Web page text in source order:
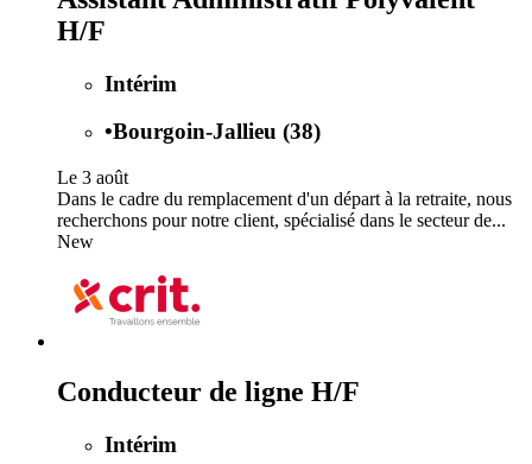
H/F
Intérim
•Bourgoin-Jallieu (38)
Le 3 août
Dans le cadre du remplacement d'un départ à la retraite, nous
recherchons pour notre client, spécialisé dans le secteur de...
New
Conducteur de ligne H/F
Intérim